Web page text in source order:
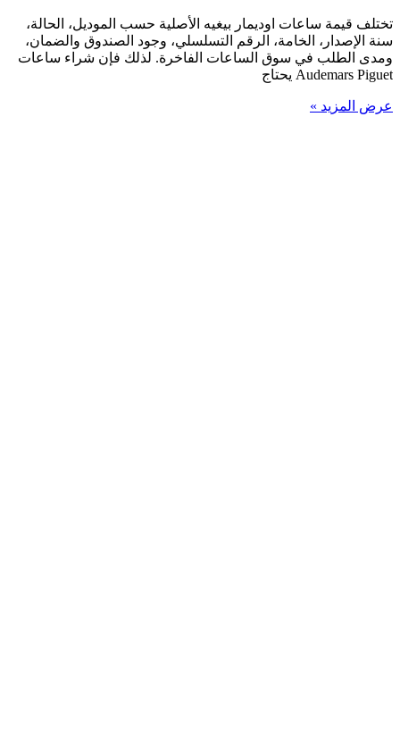
تختلف قيمة ساعات اوديمار بيغيه الأصلية حسب الموديل، الحالة،
سنة الإصدار، الخامة، الرقم التسلسلي، وجود الصندوق والضمان،
ومدى الطلب في سوق الساعات الفاخرة. لذلك فإن شراء ساعات
Audemars Piguet يحتاج
عرض المزيد »